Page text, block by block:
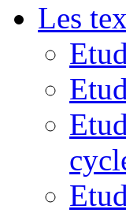
Les